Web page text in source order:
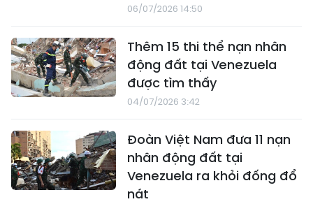
06/07/2026 14:50
Thêm 15 thi thể nạn nhân
động đất tại Venezuela
được tìm thấy
04/07/2026 3:42
Đoàn Việt Nam đưa 11 nạn
nhân động đất tại
Venezuela ra khỏi đống đổ
nát